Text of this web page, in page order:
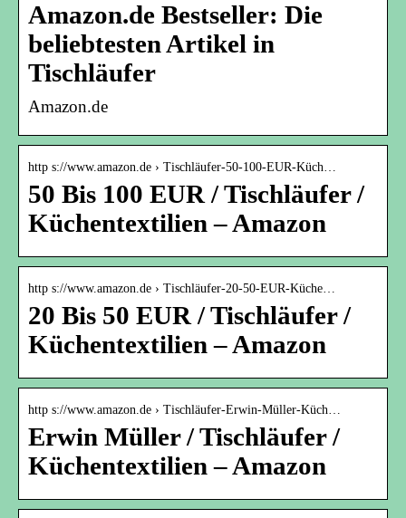
Amazon.de Bestseller: Die
beliebtesten Artikel in
Tischläufer
Amazon.de
http s://www.amazon.de › Tischläufer-50-100-EUR-Küch…
50 Bis 100 EUR / Tischläufer /
Küchentextilien – Amazon
http s://www.amazon.de › Tischläufer-20-50-EUR-Küche…
20 Bis 50 EUR / Tischläufer /
Küchentextilien – Amazon
http s://www.amazon.de › Tischläufer-Erwin-Müller-Küch…
Erwin Müller / Tischläufer /
Küchentextilien – Amazon